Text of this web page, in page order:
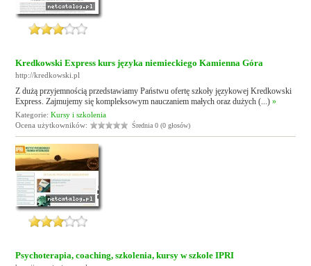
Kredkowski Express kurs języka niemieckiego Kamienna Góra
http://kredkowski.pl
Z dużą przyjemnością przedstawiamy Państwu ofertę szkoły językowej Kredkowski
Express. Zajmujemy się kompleksowym nauczaniem małych oraz dużych (...)»
Kategorie:Kursy i szkolenia
Ocena użytkowników:
Średnia 0 (0 głosów)
Psychoterapia, coaching, szkolenia, kursy w szkole IPRI